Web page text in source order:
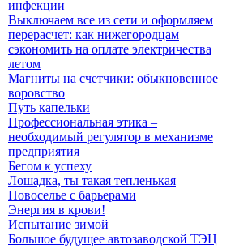
инфекции
Выключаем все из сети и оформляем
перерасчет: как нижегородцам
сэкономить на оплате электричества
летом
Магниты на счетчики: обыкновенное
воровство
Путь капельки
Профессиональная этика –
необходимый регулятор в механизме
предприятия
Бегом к успеху
Лошадка, ты такая тепленькая
Новоселье с барьерами
Энергия в крови!
Испытание зимой
Большое будущее автозаводской ТЭЦ